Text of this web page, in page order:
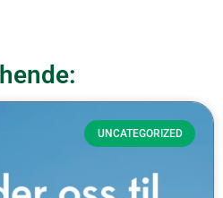
UNCATEGORIZED